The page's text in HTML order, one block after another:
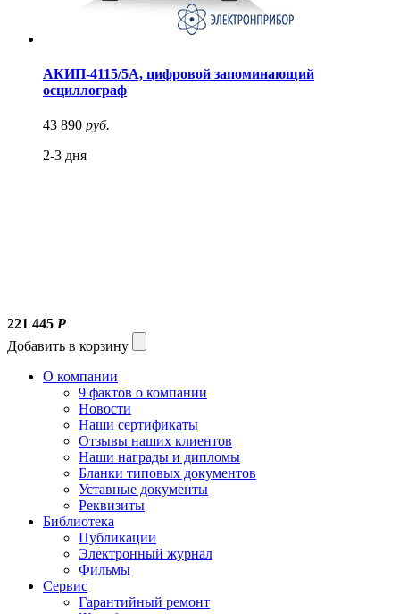
АКИП-4115/5А, цифровой запоминающий
осциллограф
43 890 руб.
2-3 дня
221 445 Р
Добавить в корзину
О компании
9 фактов о компании
Новости
Наши сертификаты
Отзывы наших клиентов
Наши награды и дипломы
Бланки типовых документов
Уставные документы
Реквизиты
Библиотека
Публикации
Электронный журнал
Фильмы
Сервис
Гарантийный ремонт